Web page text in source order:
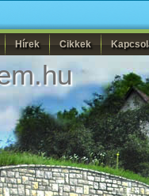
Hírek Cikkek